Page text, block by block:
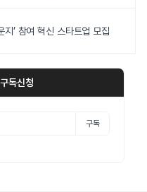
지’ 참여 혁신 스타트업 모집
독신청
구독